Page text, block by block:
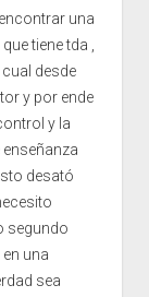
una
tiene tda ,
desde
y por ende
y la
desató
segundo
una
sea